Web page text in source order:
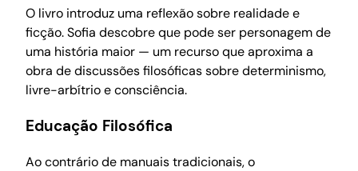
O livro introduz uma reflexão sobre realidade e
ficção. Sofia descobre que pode ser personagem de
uma história maior — um recurso que aproxima a
obra de discussões filosóficas sobre determinismo,
livre-arbítrio e consciência.
Educação Filosófica
Ao contrário de manuais tradicionais, o